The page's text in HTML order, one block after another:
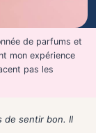
de parfums et
mon expérience
pas les
de sentir bon. Il